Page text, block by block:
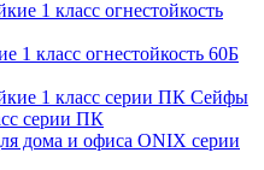
1 класс огнестойкость 60Б
Сейфы
серии ПК